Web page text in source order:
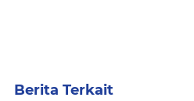
Berita Terkait